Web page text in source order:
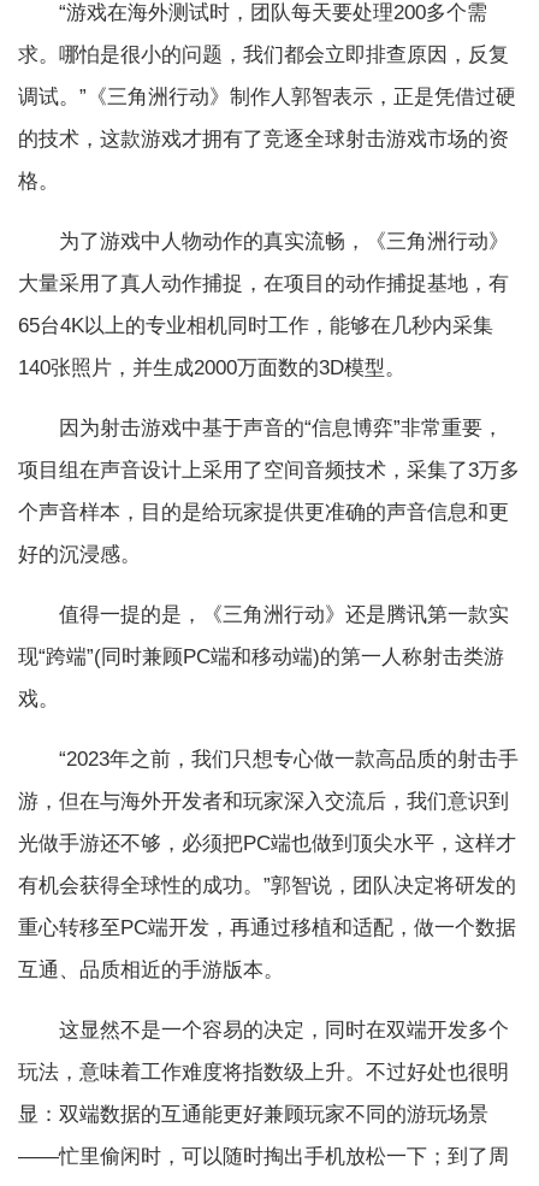
“游戏在海外测试时，团队每天要处理200多个需
求。哪怕是很小的问题，我们都会立即排查原因，反复
调试。”《三角洲行动》制作人郭智表示，正是凭借过硬
的技术，这款游戏才拥有了竞逐全球射击游戏市场的资
格。
为了游戏中人物动作的真实流畅，《三角洲行动》
大量采用了真人动作捕捉，在项目的动作捕捉基地，有
65台4K以上的专业相机同时工作，能够在几秒内采集
140张照片，并生成2000万面数的3D模型。
因为射击游戏中基于声音的“信息博弈”非常重要，
项目组在声音设计上采用了空间音频技术，采集了3万多
个声音样本，目的是给玩家提供更准确的声音信息和更
好的沉浸感。
值得一提的是，《三角洲行动》还是腾讯第一款实
现“跨端”(同时兼顾PC端和移动端)的第一人称射击类游
戏。
“2023年之前，我们只想专心做一款高品质的射击手
游，但在与海外开发者和玩家深入交流后，我们意识到
光做手游还不够，必须把PC端也做到顶尖水平，这样才
有机会获得全球性的成功。”郭智说，团队决定将研发的
重心转移至PC端开发，再通过移植和适配，做一个数据
互通、品质相近的手游版本。
这显然不是一个容易的决定，同时在双端开发多个
玩法，意味着工作难度将指数级上升。不过好处也很明
显：双端数据的互通能更好兼顾玩家不同的游玩场景
——忙里偷闲时，可以随时掏出手机放松一下；到了周